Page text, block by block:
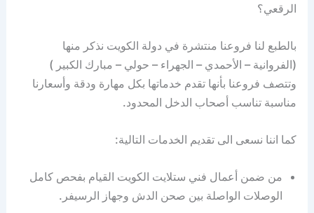
الرقعي؟
بالطبع لنا فروعنا منتشرة في دولة الكويت نذكر منها
(الفروانية – الأحمدي – الجهراء – حولي – مبارك الكبير )
وتتصف فروعنا بأنها تقدم خدماتها بكل مهارة ودقة وأسعارنا
مناسبة تناسب أصحاب الدخل المحدود.
كما اننا نسعى الى تقديم الخدمات التالية:
من ضمن أعمال فني ستلايت الكويت القيام بفحص كامل
الوصلات الواصلة بين صحن الدش وجهاز الرسيفر.